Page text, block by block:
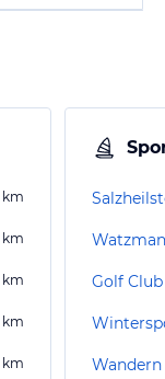
km
km
km
km
km
Golf